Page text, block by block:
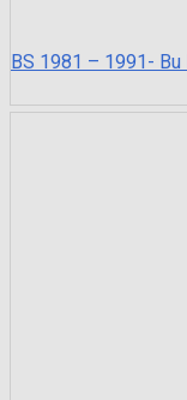
BS 1981 – 1991- Bu